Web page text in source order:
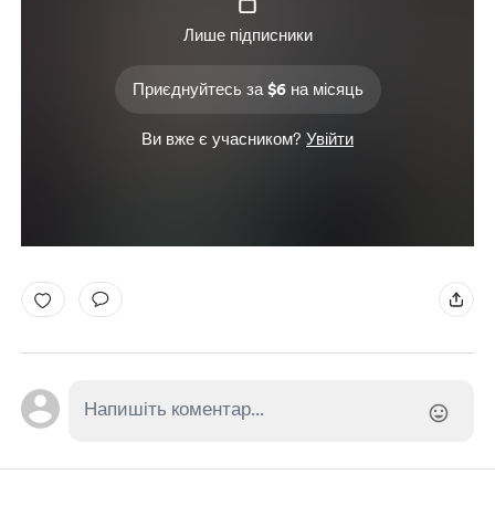
Лише підписники
Приєднуйтесь за $6 на місяць
Ви вже є учасником? Увійти